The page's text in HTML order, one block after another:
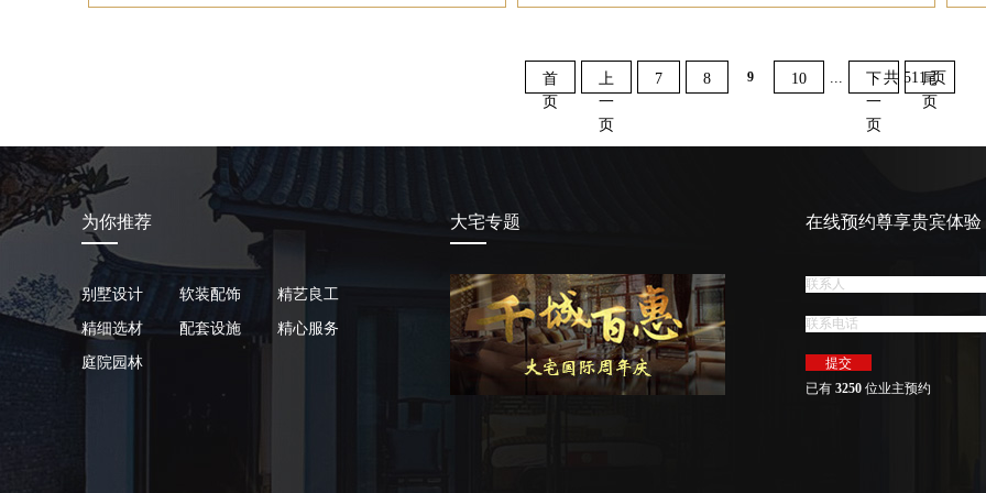
首
页
上
一
页
7 8 9 10
下
一
页
尾
页
共 511 页
为你推荐
别墅设计 软装配饰 精艺良工
精细选材 配套设施 精心服务
庭院园林
大宅专题 在线预约尊享贵宾体验
已有 3250位业主预约